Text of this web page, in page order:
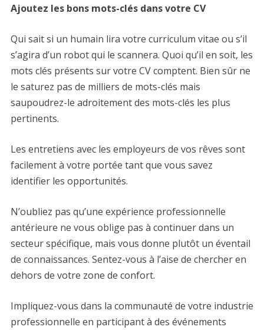
Ajoutez les bons mots-clés dans votre CV
Qui sait si un humain lira votre curriculum vitae ou s’il
s’agira d’un robot qui le scannera. Quoi qu’il en soit, les
mots clés présents sur votre CV comptent. Bien sûr ne
le saturez pas de milliers de mots-clés mais
saupoudrez-le adroitement des mots-clés les plus
pertinents.
Les entretiens avec les employeurs de vos rêves sont
facilement à votre portée tant que vous savez
identifier les opportunités.
N’oubliez pas qu’une expérience professionnelle
antérieure ne vous oblige pas à continuer dans un
secteur spécifique, mais vous donne plutôt un éventail
de connaissances. Sentez-vous à l’aise de chercher en
dehors de votre zone de confort.
Impliquez-vous dans la communauté de votre industrie
professionnelle en participant à des événements